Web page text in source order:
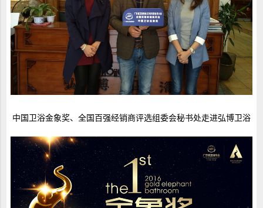
中国卫浴金象奖、全国百强经销商评选组委会秘书处走进弘博卫浴